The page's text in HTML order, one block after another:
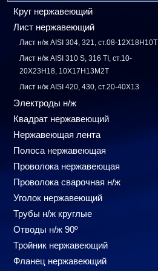
Круг нержавеющий
Лист нержавеющий
Лист н/ж AISI 304, 321, ст.08-12Х18Н10Т
Лист н/ж AISI 310 S, 316 TI, ст.10-
20Х23Н18, 10Х17Н13М2Т
Лист н/ж AISI 420, 430, ст.20-40Х13
Электроды н/ж
Квадрат нержавеющий
Нержавеющая лента
Полоса нержавеющая
Проволока нержавеющая
Проволока сварочная н/ж
Уголок нержавеющий
Трубы н/ж круглые
Отводы н/ж 90º
Тройник нержавеющий
Фланец нержавеющий